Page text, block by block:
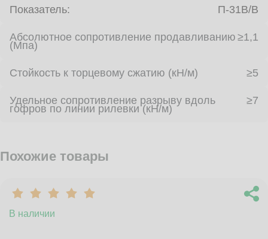
Показатель: П-31В/B
Абсолютное сопротивление продавливанию
(Мпа)
≥1,1
Стойкость к торцевому сжатию (кН/м) ≥5
Удельное сопротивление разрыву вдоль
гофров по линии рилевки (кН/м)
≥7
Похожие товары
В наличии